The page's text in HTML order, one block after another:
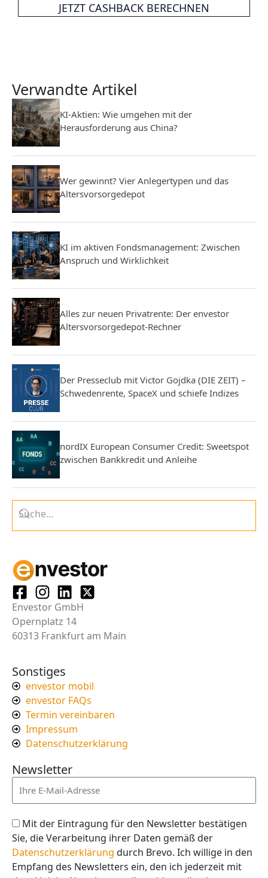
JETZT CASHBACK BERECHNEN
Verwandte Artikel
KI-Aktien: Wie umgehen mit der
Herausforderung aus China?
Wer gewinnt? Vier Anlegertypen und das
Altersvorsorgedepot
KI im aktiven Fondsmanagement: Zwischen
Anspruch und Wirklichkeit
Alles zur neuen Privatrente: Der envestor
Altersvorsorgedepot-Rechner
Der Presseclub mit Victor Gojdka (DIE ZEIT) –
Schwedenrente, SpaceX und schiefe Indizes
nordIX European Consumer Credit: Sweetspot
zwischen Bankkredit und Anleihe
Envestor GmbH
Opernplatz 14
60313 Frankfurt am Main
Sonstiges
envestor mobil
envestor FAQs
Termin vereinbaren
Impressum
Datenschutzerklärung
Newsletter
Mit der Eintragung für den Newsletter bestätigen
Sie, die Verarbeitung ihrer Daten gemäß der
Datenschutzerklärung durch Brevo. Ich willige in den
Empfang des Newsletters ein, den ich jederzeit mit